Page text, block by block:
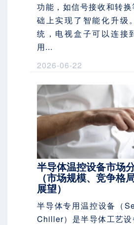
功能，如信号接收和转
础上实现了智能化升级
统，电视盒子可以连接
用...
2026-06-22
半导体温控设备市场
（市场规模、竞争格
展望）
半导体专用温控设备（
Chiller）是半导体工艺设